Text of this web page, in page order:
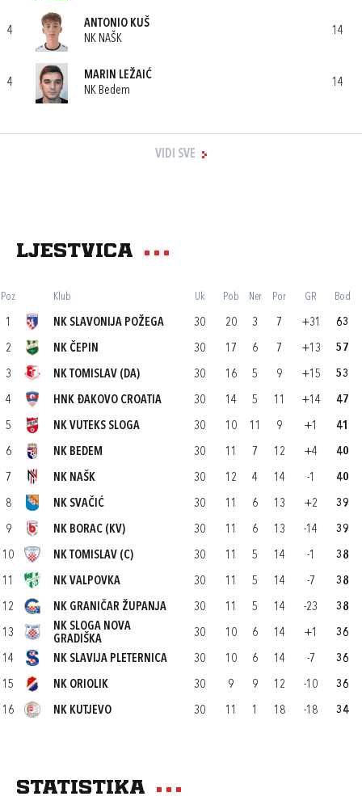
4
ANTONIO KUŠ
NK NAŠK
14
4
MARIN LEŽAIĆ
NK Bedem
14
VIDI SVE
Ljestvica
Poz Klub Uk Pob Ner Por GR Bod
1 NK SLAVONIJA POŽEGA 30 20 3 7 +31 63
2 NK ČEPIN 30 17 6 7 +13 57
3 NK TOMISLAV (DA) 30 16 5 9 +15 53
4 HNK ĐAKOVO CROATIA 30 14 5 11 +14 47
5 NK VUTEKS SLOGA 30 10 11 9 +1 41
6 NK BEDEM 30 11 7 12 +4 40
7 NK NAŠK 30 12 4 14 -1 40
8 NK SVAČIĆ 30 11 6 13 +2 39
9 NK BORAC (KV) 30 11 6 13 -14 39
10 NK TOMISLAV (C) 30 11 5 14 -1 38
11 NK VALPOVKA 30 11 5 14 -7 38
12 NK GRANIČAR ŽUPANJA 30 11 5 14 -23 38
13
NK SLOGA NOVA
GRADIŠKA
30 10 6 14 +1 36
14 NK SLAVIJA PLETERNICA 30 10 6 14 -7 36
15 NK ORIOLIK 30 9 9 12 -10 36
16 NK KUTJEVO 30 11 1 18 -18 34
Statistika